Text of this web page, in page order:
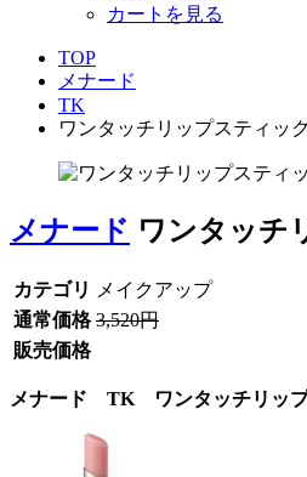
カートを見る
TOP
メナード
TK
ワンタッチリップスティック
メナード ワンタッチ
カテゴリ
メイクアップ
通常価格 3,520円
販売価格
メナード TK ワンタッチリップ